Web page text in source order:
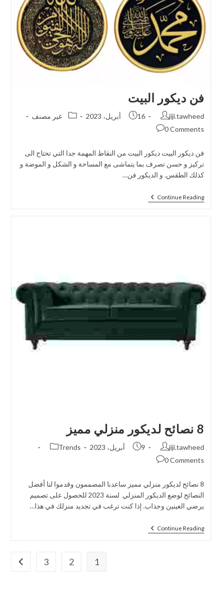
فن ديكور البيت
jiji.tawheed 16 أبريل، 2023
غير مصنف
0 Comments
فن ديكور البيت ديكور البيت من النقاط المهمة جدا التي تحتاج الى
تركيز و حسن تصرف بما يتماشى مع المساحة و الشكل و الموضة و
كذلك الطقس. و الديكور فن…
Continue Reading
8 نصائح لديكور منزلي مميز
jiji.tawheed 9 أبريل، 2023
Trends
0 Comments
8 نصائح لديكور منزلي مميز ساعدنا المصممون وقدموا لنا أفضل
النصائح لوضع الديكور المنزلي لسنة 2023 للحصول على تصميم
يرضي العينين وجذاب. إذا كنت ترغب في تجديد منزلك في هذا…
Continue Reading
1
2
3